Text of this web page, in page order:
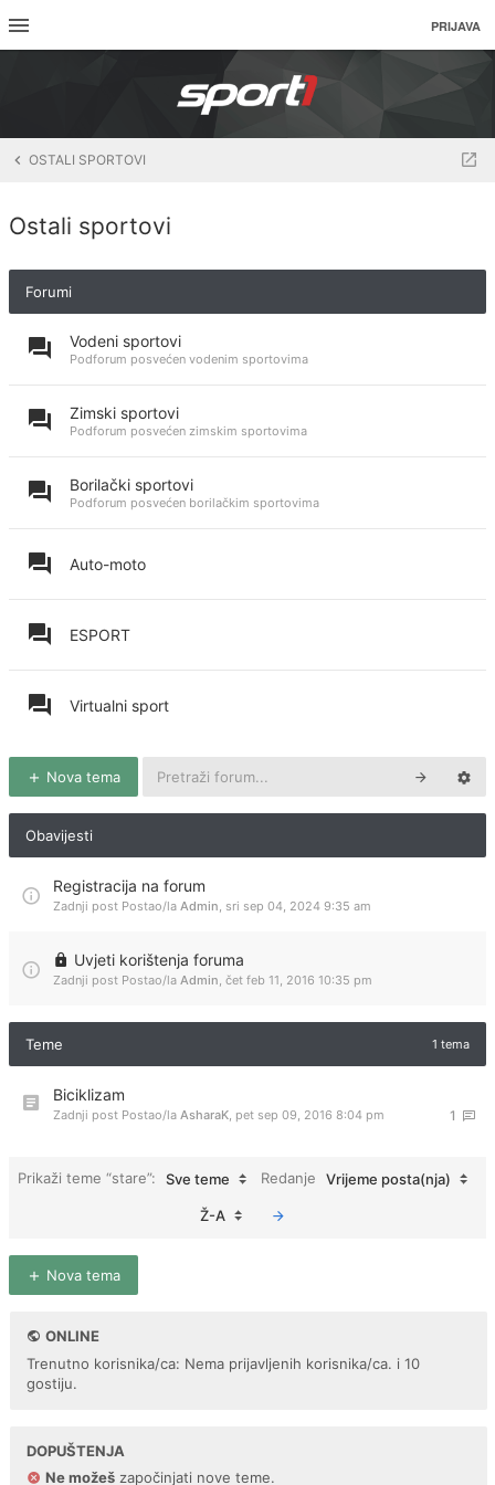
PRIJAVA
OSTALI SPORTOVI
Ostali sportovi
Forumi
Vodeni sportovi
Podforum posvećen vodenim sportovima
Zimski sportovi
Podforum posvećen zimskim sportovima
Borilački sportovi
Podforum posvećen borilačkim sportovima
Auto-moto
ESPORT
Virtualni sport
Nova tema
Obavijesti
Registracija na forum
Zadnji post Postao/la Admin, sri sep 04, 2024 9:35 am
Uvjeti korištenja foruma
Zadnji post Postao/la Admin, čet feb 11, 2016 10:35 pm
Teme 1 tema
Biciklizam
1
Zadnji post Postao/la AsharaK, pet sep 09, 2016 8:04 pm
Prikaži teme “stare”: Sve teme Redanje Vrijeme posta(nja)
Ž-A
Nova tema
ONLINE
Trenutno korisnika/ca: Nema prijavljenih korisnika/ca. i 10
gostiju.
DOPUŠTENJA
Ne možeš započinjati nove teme.